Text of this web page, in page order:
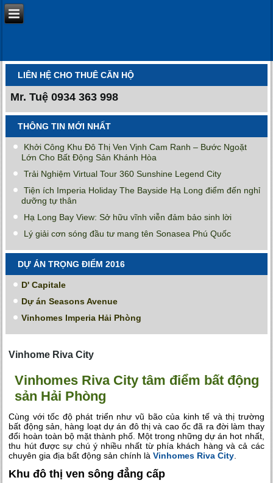
LIÊN HỆ CHO THUÊ CĂN HỘ
Mr. Tuệ 0934 363 998
THÔNG TIN MỚI NHẤT
Khởi Công Khu Đô Thị Ven Vịnh Cam Ranh – Bước Ngoặt
Lớn Cho Bất Động Sản Khánh Hòa
Trải Nghiệm Virtual Tour 360 Sunshine Legend City
Tiện ích Imperia Holiday The Bayside Hạ Long điểm đến nghỉ
dưỡng tự thân
Hạ Long Bay View: Sở hữu vĩnh viễn đảm bảo sinh lời
Lý giải cơn sóng đầu tư mang tên Sonasea Phú Quốc
DỰ ÁN TRỌNG ĐIỂM 2016
D' Capitale
Dự án Seasons Avenue
Vinhomes Imperia Hải Phòng
Vinhome Riva City
Vinhomes Riva City tâm điểm bất động
sản Hải Phòng
Cùng với tốc độ phát triển như vũ bão của kinh tế và thị trường
bất động sản, hàng loạt dự án đô thị và cao ốc đã ra đời làm thay
đổi hoàn toàn bộ mặt thành phố. Một trong những dự án hot nhất,
thu hút được sự chú ý nhiều nhất từ phía khách hàng và cả các
chuyên gia địa bất động sản chính làVinhomes Riva City
Khu đô thị ven sông đẳng cấp